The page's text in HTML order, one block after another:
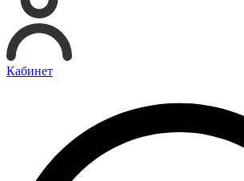
Кабинет